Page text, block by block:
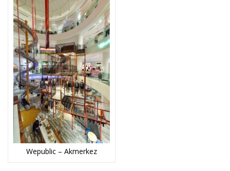
Wepublic – Akmerkez